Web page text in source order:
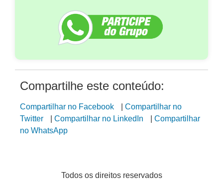
Compartilhe este conteúdo:
Compartilhar no Facebook
Compartilhar no
Twitter
Compartilhar no LinkedIn
Compartilhar
no WhatsApp
Todos os direitos reservados